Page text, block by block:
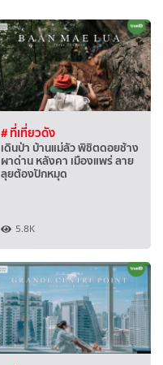
# ที่เที่ยวดัง
เดินป่า บ้านแม่ลัว พิชิตดอยช้าง
ผาด่าน หลังคา เมืองแพร่ ลาย
ลุยต้องปักหมุด
5.8K